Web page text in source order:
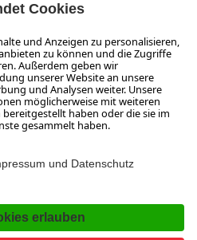
im SalzburgerLand
im SalzburgerLand
Presse